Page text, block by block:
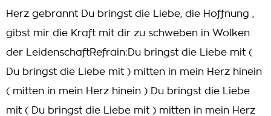
Herz gebrannt Du bringst die Liebe, die Hoffnung ,
gibst mir die Kraft mit dir zu schweben in Wolken
der LeidenschaftRefrain:Du bringst die Liebe mit (
Du bringst die Liebe mit ) mitten in mein Herz hinein
( mitten in mein Herz hinein ) Du bringst die Liebe
mit ( Du bringst die Liebe mit ) mitten in mein Herz